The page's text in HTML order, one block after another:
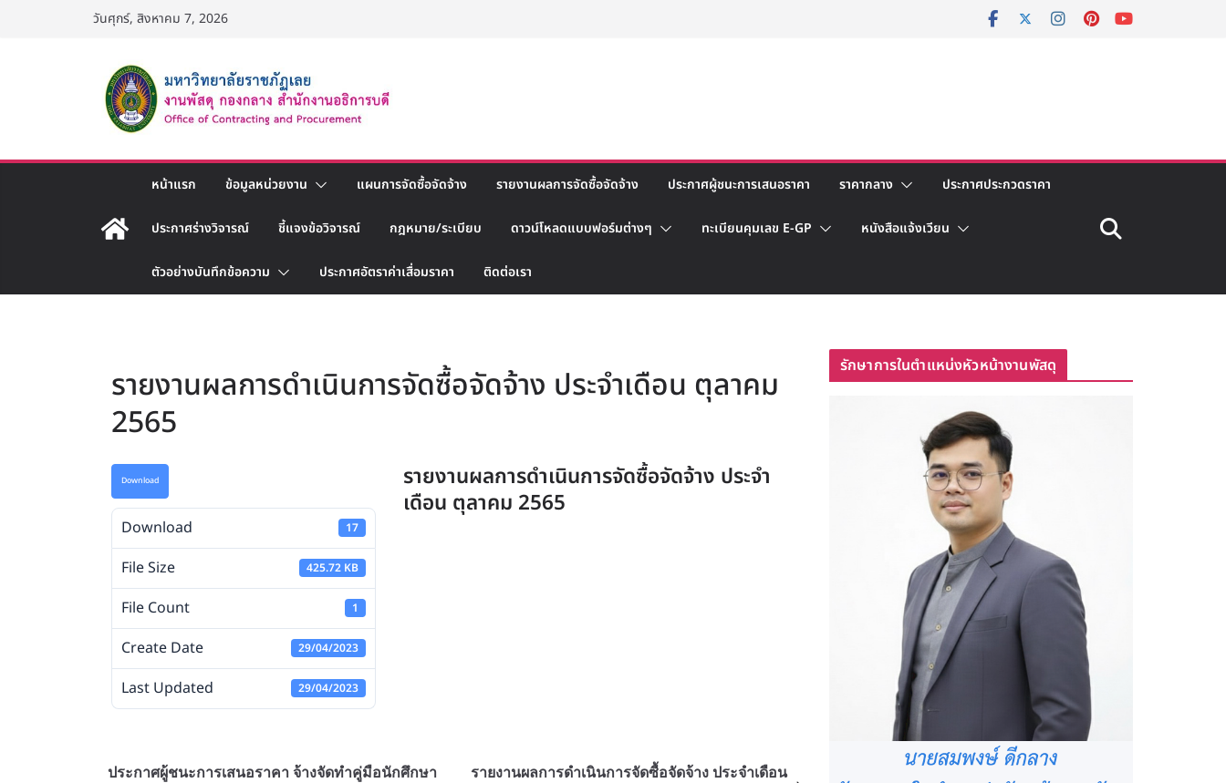
วันศุกร์, สิงหาคม 7, 2026
หน้าแรก ข้อมูลหน่วยงาน แผนการจัดซื้อจัดจ้าง รายงานผลการจัดซื้อจัดจ้าง ประกาศผู้ชนะการเสนอราคา ราคากลาง ประกาศประกวดราคา
ประกาศร่างวิจารณ์ ชี้แจงข้อวิจารณ์ กฎหมาย/ระเบียบ ดาวน์โหลดแบบฟอร์มต่างๆ ทะเบียนคุมเลข E-GP หนังสือแจ้งเวียน
ตัวอย่างบันทึกข้อความ ประกาศอัตราค่าเสื่อมราคา ติดต่อเรา
รายงานผลการดำเนินการจัดซื้อจัดจ้าง ประจำเดือน ตุลาคม
2565
Download
Download 17
File Size 425.72 KB
File Count 1
Create Date 29/04/2023
Last Updated 29/04/2023
รายงานผลการดำเนินการจัดซื้อจัดจ้าง ประจำ
เดือน ตุลาคม 2565
ประกาศผู้ชนะการเสนอราคา จ้างจัดทำคู่มือนักศึกษา
รายงานผลการดำเนินการจัดซื้อจัดจ้าง ประจำเดือน
รักษาการในตำแหน่งหัวหน้างานพัสดุ